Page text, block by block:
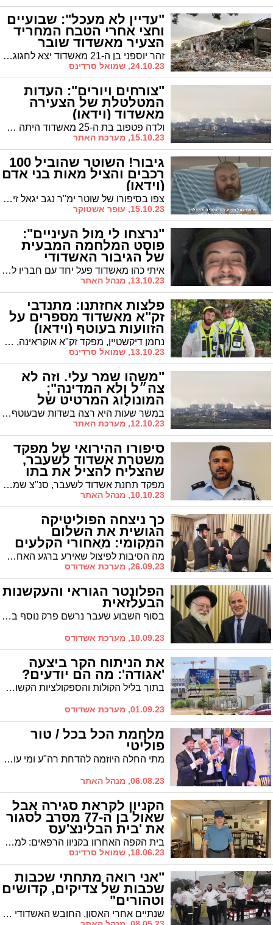
"עדיין לא מעכל": שבועיים
וחצי אחרי הטבח המחריד
הצעיר מאשדוד שובר
שתיקה זהר יוספני בן ה-21 מאשדוד יצא לחגוג את יום ההולדת שלו בנובה עם חברים. 16 יום אחרי המתקפה הרצחנית של מחבלי חמאס הוא משתף לראשונה במה שעבר וכותב: "המחבלים האלה לא ייגרמו לי להפסיק לשמוח".
24.10.23, שמואל סרדינס
"צורחים ויורים": העדות
המטלטלת של הצעירה
מאשדוד (וידאו)
ולדה פטפוב בת ה-25 מאשדוד היתה עם ארוסה באירוע ההמוני ברעים כשעשרות מחבלים פשטו על המקום וטבחו בכל מי שזז. בפוסט מטלטל שפרסמה בפייסבוק היא מגוללת את מה שקרה שם שלב אחר שלב ומספרת איך אפילו כשהגיעו לאחד הבסיסים הסמוכים – אף אחד לא האמין לטבח שמתרחש לא רחוק משם. 'אשדודס' מביא את הפוסט המלא בשינויים קלים
15.10.23, מערכת האתר
גיבור! השוטר שהוביל 100
רכבים והציל מאות בני אדם
(וידאו)
צפו בסיפורו של שוטר ימ"ר נגב יגאל זינגר, אשר חילץ מבלים רבים מהתופת במסיבה וחזר לנהל קרבות עזים מול המחבלים!
15.10.23, עופר אשטוקר
"נרצחו לי מול העיניים":
פוסט המלחמה המבעית
של הגיבור האשדודי
איתי כהן מאשדוד פעל יחד עם חבריו לטיהור קיבוץ רעים ממחבלים. בפוסט שפרסם בפייסבוק הוא משתף בתחושות בעקבות הלחימה והמחזות המזוויעים שהותירו אחריהם המרצחים
13.10.23, מנהל האתר
פלצות אחזתנו: מתנדבי
זק"א מאשדוד מספרים על
הזוועות בעוטף (וידאו)
נחמן דיקשטיין, מפקד זק"א אוקראינה, הגיע לבקר את משפחתו שבאשדוד לרגל החג, אך הוא לא חשב שיצטרך להישאר כאן לעוד זמן רב ולטפל בכמות בלתי נתפסת של גופות. יחד עם בנו שמואל, עבדו האב והבן כתף אל כתף כדי לטפל בכבוד הנרצחים והנופלים בעוטף עזה. המסע שלהם עבר דרך כל מוקדי הטבח המזוויעים ביותר, החל מהמסיבה ברעים, דרך בארי ועד לכפר עזה. כעת, שמואל הבן משתף אותנו במה שקרה שם ובמחזות האיומים אליהם נחשף: "עבדנו ללא הרף, רצינו שכמה שיותר משפחות ייסגרו מעגל"
13.10.23, שמואל סרדינס
"משהו שמר עלי. וזה לא
צה״ל ולא המדינה";
המונולוג המרטיט של
הניצולה מאשדוד במשך שעות היא רצה בשדות שבעוטף בתקווה לישועה שאיחרה לבוא. היא ניסתה קודם לנוס על נפשה, אבל המחבלים הרצחניים היו בכל פינה. רעות טולדנו, ילידת אשדוד, מספרת על הזוועות באותו יום ארור באירוע ליד רעים ומשתפת בתיעוד מאותם רגעים
12.10.23, מערכת האתר
סיפורו ההירואי של מפקד
משטרת אשדוד לשעבר,
שהצליח להציל את בתו
מהתופת מפקד תחנת אשדוד לשעבר, סנ"צ שמעון פורטל, שמע מבתו נטע כי היא נצורה בביתה שאליו חדרו מחבלים. תוך שהוא מנהל לבדו קרבות עם עשרות המחבלים במקום, חילץ פורטל בנוסף גם ילדים קטנים ("אני לא יודע היכן הם ומה עלה בגורלם") וזוג הורים, עד שהצליח לחבור אל בתו ולחלצה בשלום. לא יאומן
10.10.23, מנהל האתר
כך ניצחה הפוליטיקה
הגושית את השלום
המקומי: מאחורי הקלעים
של הפיצול הדרמטי מה הסיבות לפיצול שאירע ברגע האחרון ברשימת 'אגודת ישראל'? | 'אשדודס' חושף את מה שהתרחש מאחורי הקלעים, מביא הקולות, את הטענות הקשות, החשיפות הדרמטיות ואת השורה התחתונה עליה מסכימים שני הצדדים | טור פוליטי מס' 4
26.09.23, מערכת אשדודס
הפלונטר הגוראי והעקשנות
הבעלזאית
בסוף השבוע שעבר נרשם פרק נוסף בעלילה המפותלת של הבחירות לראשות העיר אשדוד עם הודעתו הדרמטית של שר השיכון ומולה ההבהרה האגודאית המקומית * עם זאת, בעיר ישנם רבים המשוכנעים שמה שקרה בבחירות הקודמות יתרחש הפעם שוב. האם גם הפעם העקשנות הבעלזאית תפתור את הפלונטר הגוראי? // ניתוח פוליטי, פרק 3
10.09.23, מערכת אשדודס
את הניתוח הקר ביצעה
'אגודה': מה הם יודעים?
בתוך בליל הקולות והספקולציות הקשורים לבחירות הקרבות לראשות העיר אשדוד, נראה שאת הניתוח הקר ביותר עשו באגו"י המקומית * מועמד ש"ס הציג תוצאה נהדרת בסקר האחרון אך מעניין יהיה לעקוב האם הסקר הבא יושפע ממכתבו הדרמטי של רבי יקותיאל אבוחצירא ומסשן ביקורי לסרי במחיצת שני חברי המועצת // ניתוח בחירות – טור מס' 2
01.09.23, מערכת אשדודס
מלחמת הכל בכל / טור
פוליטי
מתי החלה היוזמה להדחת רה"ע ומי עומד מאחוריה? | מי יהיה זה שירוויח בסופו של דבר מהפיצול בקול החרדי? | ואיך הפכה בני ברק למגרש הפוליטי של אשדוד? | ניתוח פוליטי מס' 1
06.08.23, מנהל האתר
הקניון לקראת סגירה אבל
שאול בן ה-77 מסרב לסגור
את 'בית הבלינצ'עס
ההונגרי' הוותיק בית הקפה האחרון בקניון הרפאים: למרות שקניון לב אשדוד אמור להיסגר בעוד כשבועיים, שאול דזאנשווילי בן ה-77 מסרב לעזוב גם ברגע האחרון. הוא עדין ממתין ב'בלינצ׳ס קפה' שהיה מפעל חייו שיבואו לקוחות וכל אחד שמגיע מתקבל בחום ואהבה גדולה
18.06.23, שמואל סרדינס
"אני רואה מתחתי שכבות
שכבות של צדיקים, קדושים
וטהורים"
שנתיים אחרי האסון, החובש האשדודי חיים אליעזר פונפדר, שנקלע ל'דבוקת המוות' במירון לפני שנתיים, חוזר במונולוג מיוחד לרגעי הזוועה * מגזין ל"ג בעומר